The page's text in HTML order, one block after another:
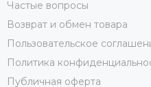
Частые вопросы
Возврат и обмен товара
Пользовательское
Политика
Публичная оферта